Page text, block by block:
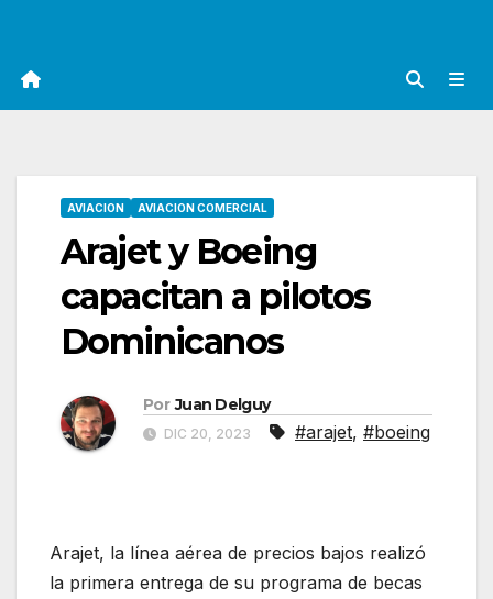
AVIACION AVIACION COMERCIAL
Arajet y Boeing
capacitan a pilotos
Dominicanos
Por Juan Delguy
DIC 20, 2023 #arajet, #boeing
Arajet, la línea aérea de precios bajos realizó
la primera entrega de su programa de becas